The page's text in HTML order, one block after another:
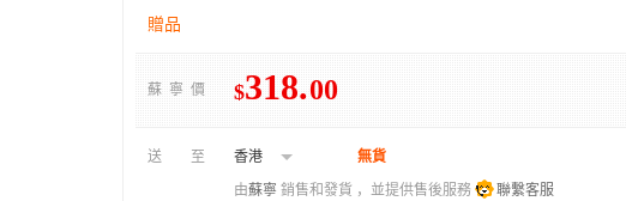
贈品
蘇寧價 $318.00
送至 香港
無貨
由蘇寧 銷售和發貨 ，並提供售後服務 聯繫客服